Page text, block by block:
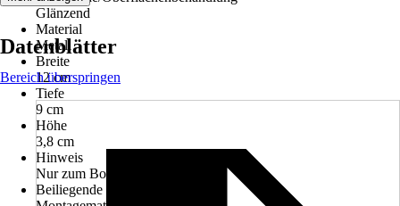
Glänzend
Material
Metall
Breite
12 cm
Tiefe
9 cm
Höhe
3,8 cm
Hinweis
Nur zum Bohren
Beiliegende Befestigung
Datenblätter
Bereich überspringen